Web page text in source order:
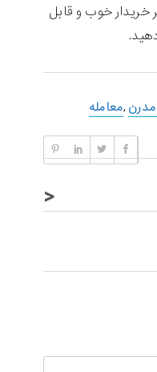
خریدار خوب و قابل
,معامله
<